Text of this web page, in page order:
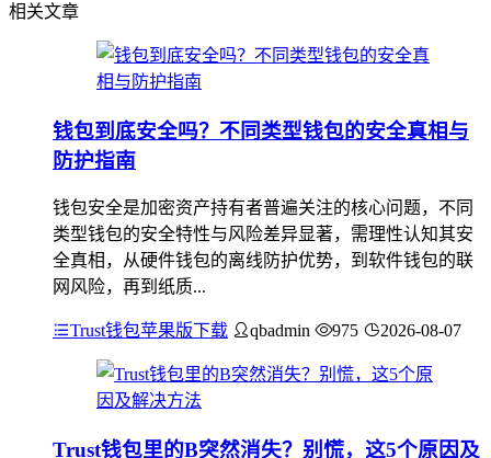
相关文章
钱包到底安全吗？不同类型钱包的安全真相与
防护指南
钱包安全是加密资产持有者普遍关注的核心问题，不同
类型钱包的安全特性与风险差异显著，需理性认知其安
全真相，从硬件钱包的离线防护优势，到软件钱包的联
网风险，再到纸质...
Trust钱包苹果版下载 qbadmin 975 2026-08-07
Trust钱包里的B突然消失？别慌，这5个原因及